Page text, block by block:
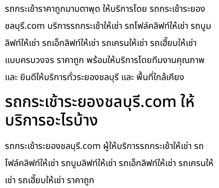
รถกระเช้าราคาถูกมาบตาพุด ให้บริการโดย รถกระเช้าระยอง
ชลบุรี.com บริการรถกระเช้าให้เช่า รถโฟล์คลิฟท์ให้เช่า รถบูม
ลิฟท์ให้เช่า รถเอ็กลิฟท์ให้เช่า รถเครนให้เช่า รถเฮี๊ยบให้เช่า
แบบครบวงจร ราคาถูก พร้อมให้บริการโดยทีมงานคุณภาพ
และ ยินดีให้บริการทั่วระยองชลบุรี และ พื้นที่ใกล้เคียง
รถกระเช้าระยองชลบุรี.com ให้
บริการอะไรบ้าง
รถกระเช้าระยองชลบุรี.com ผู้ให้บริการรถกระเช้าให้เช่า รถ
โฟล์คลิฟท์ให้เช่า รถบูมลิฟท์ให้เช่า รถเอ็กลิฟท์ให้เช่า รถเครนให้
เช่า รถเฮี๊ยบให้เช่า ราคาถูก